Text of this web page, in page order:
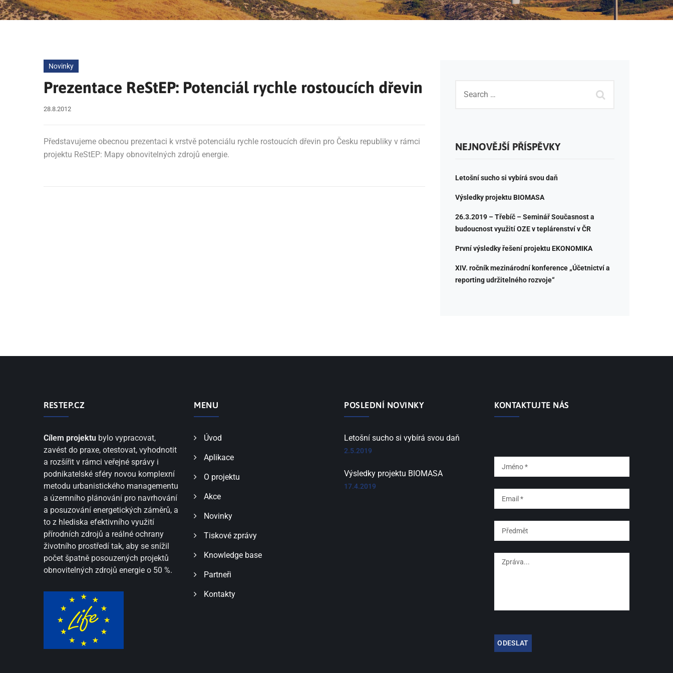
Novinky
Prezentace ReStEP: Potenciál rychle rostoucích dřevin
28.8.2012
Představujeme obecnou prezentaci k vrstvě potenciálu rychle rostoucích dřevin pro Česku republiky v rámci
projektu ReStEP: Mapy obnovitelných zdrojů energie.
NEJNOVĚJŠÍ PŘÍSPĚVKY
Letošní sucho si vybírá svou daň
Výsledky projektu BIOMASA
26.3.2019 – Třebíč – Seminář Současnost a
budoucnost využití OZE v teplárenství v ČR
První výsledky řešení projektu EKONOMIKA
XIV. ročník mezinárodní konference „Účetnictví a
reporting udržitelného rozvoje“
RESTEP.CZ
Cílem projektu bylo vypracovat,
zavést do praxe, otestovat, vyhodnotit
a rozšířit v rámci veřejné správy i
podnikatelské sféry novou komplexní
metodu urbanistického managementu
a územního plánování pro navrhování
a posuzování energetických záměrů, a
to z hlediska efektivního využití
přírodních zdrojů a reálné ochrany
životního prostředí tak, aby se snížil
počet špatně posouzených projektů
obnovitelných zdrojů energie o 50 %.
MENU
Úvod
Aplikace
O projektu
Akce
Novinky
Tiskové zprávy
Knowledge base
Partneři
Kontakty
POSLEDNÍ NOVINKY
Letošní sucho si vybírá svou daň
2.5.2019
Výsledky projektu BIOMASA
17.4.2019
KONTAKTUJTE NÁS